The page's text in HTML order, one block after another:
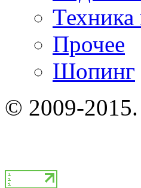
Техника
Прочее
Шопинг
© 2009-